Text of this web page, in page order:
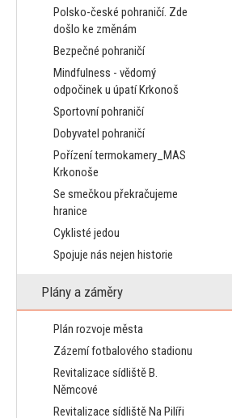
Polsko-české pohraničí. Zde
došlo ke změnám
Bezpečné pohraničí
Mindfulness - vědomý
odpočinek u úpatí Krkonoš
Sportovní pohraničí
Dobyvatel pohraničí
Pořízení termokamery_MAS
Krkonoše
Se smečkou překračujeme
hranice
Cyklisté jedou
Spojuje nás nejen historie
Plány a záměry
Plán rozvoje města
Zázemí fotbalového stadionu
Revitalizace sídliště B.
Němcové
Revitalizace sídliště Na Pilíři